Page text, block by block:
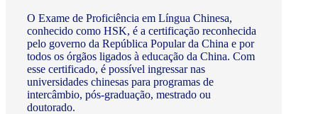
O Exame de Proficiência em Língua Chinesa,
conhecido como HSK, é a certificação reconhecida
pelo governo da República Popular da China e por
todos os órgãos ligados à educação da China. Com
esse certificado, é possível ingressar nas
universidades chinesas para programas de
intercâmbio, pós-graduação, mestrado ou
doutorado.